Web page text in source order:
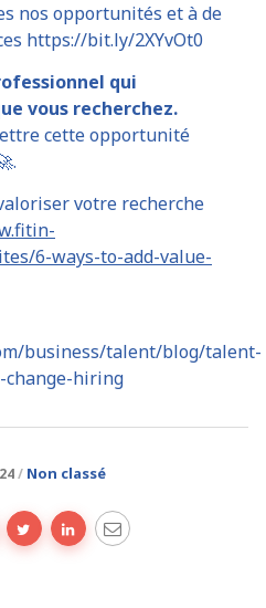
nos opportunités et à de
https://bit.ly/2XYvOt0
qui
vous recherchez.
cette opportunité
votre recherche
6-ways-to-add-value-
business/talent/blog/talent-
hiring
Non classé